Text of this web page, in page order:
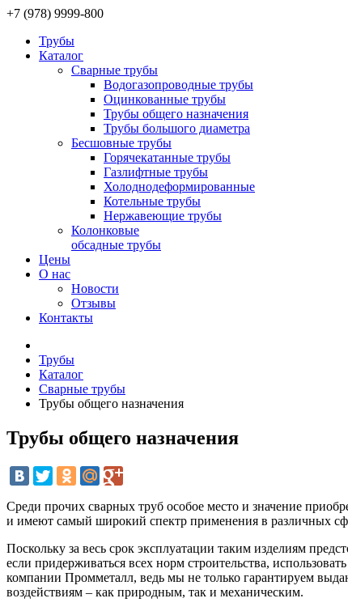
+7 (978) 9999-800
Трубы
Каталог
Сварные трубы
Водогазопроводные трубы
Оцинкованные трубы
Трубы общего назначения
Трубы большого диаметра
Бесшовные трубы
Горячекатанные трубы
Газлифтные трубы
Холоднодеформированные
Котельные трубы
Нержавеющие трубы
Колонковые
обсадные трубы
Цены
О нас
Новости
Отзывы
Контакты
Трубы
Каталог
Сварные трубы
Трубы общего назначения
Трубы общего назначения
Среди прочих сварных труб особое место и значение
и имеют самый широкий спектр применения в различных
Поскольку за весь срок эксплуатации таким изделиям
если придерживаться всех норм строительства,
компании Промметалл, ведь мы не только гарантируем
воздействиям – как природным, так и механическим.